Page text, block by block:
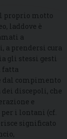
proprio motto
laddove è
a
a prendersi cura
gli stessi gesti
fatta
dal compimento
discepoli, che
e
i lontani (cf.
significato